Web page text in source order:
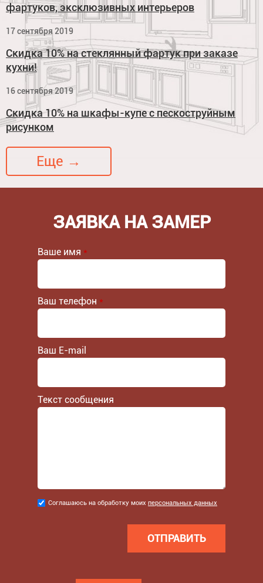
фартуков, эксклюзивных интерьеров
17 сентября 2019
Скидка 10% на стеклянный фартук при заказе
кухни!
16 сентября 2019
Скидка 10% на шкафы-купе с пескоструйным
рисунком
Еще →
ЗАЯВКА НА ЗАМЕР
Ваше имя *
Ваш телефон *
Ваш E-mail
Текст сообщения
Соглашаюсь
Соглашаюсь на обработку моих персональных данных